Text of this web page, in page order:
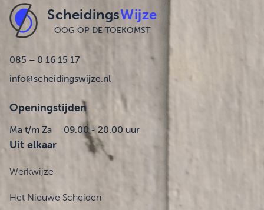
ScheidingsWijze
OOG OP DE TOEKOMST
085 – 0 16 15 17
info@scheidingswijze.nl
Openingstijden
Ma t/m Za 09.00 - 20.00 uur
Uit elkaar
Werkwijze
Het Nieuwe Scheiden